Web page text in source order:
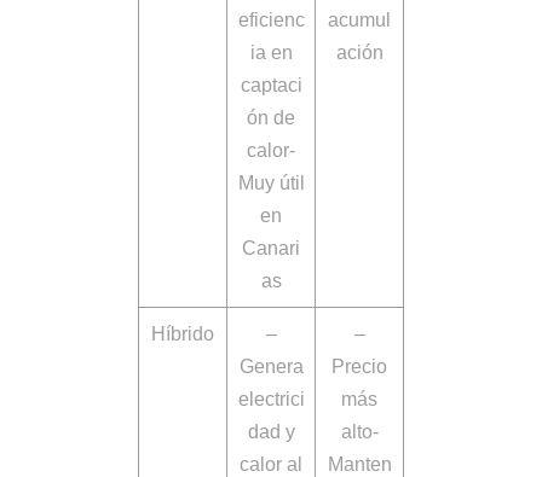
eficienc
ia en
captaci
ón de
calor-
Muy útil
en
Canari
as
acumul
ación
Híbrido
–
Genera
electrici
dad y
calor al
–
Precio
más
alto-
Manten